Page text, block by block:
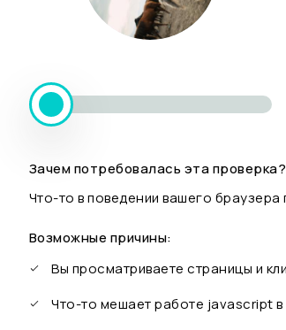
Зачем потребовалась эта проверка?
Что-то в поведении вашего
Возможные причины:
Вы просматриваете страницы и
Что-то мешает работе javascript